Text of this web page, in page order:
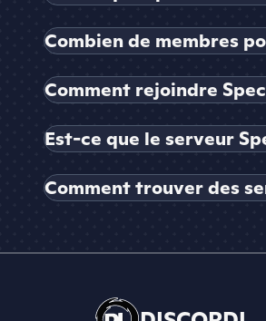
Combien de membres
Comment rejoindre
Est-ce que le serveur
Comment trouver des